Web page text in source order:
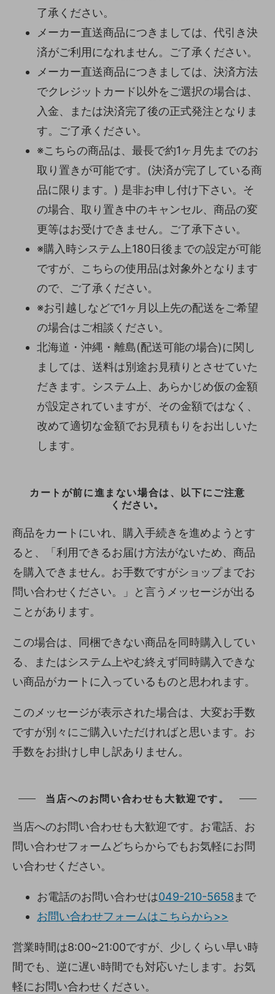
了承ください。
メーカー直送商品につきましては、代引き決
済がご利用になれません。ご了承ください。
メーカー直送商品につきましては、決済方法
でクレジットカード以外をご選択の場合は、
入金、または決済完了後の正式発注となりま
す。ご了承ください。
※こちらの商品は、最長で約1ヶ月先までのお
取り置きが可能です。(決済が完了している商
品に限ります。) 是非お申し付け下さい。そ
の場合、取り置き中のキャンセル、商品の変
更等はお受けできません。ご了承下さい。
※購入時システム上180日後までの設定が可能
ですが、こちらの使用品は対象外となります
ので、ご了承ください。
※お引越しなどで1ヶ月以上先の配送をご希望
の場合はご相談ください。
北海道・沖縄・離島(配送可能の場合)に関し
ましては、送料は別途お見積りとさせていた
だきます。システム上、あらかじめ仮の金額
が設定されていますが、その金額ではなく、
改めて適切な金額でお見積もりをお出しいた
します。
カートが前に進まない場合は、以下にご注意
ください。
商品をカートにいれ、購入手続きを進めようとす
ると、「利用できるお届け方法がないため、商品
を購入できません。お手数ですがショップまでお
問い合わせください。」と言うメッセージが出る
ことがあります。
この場合は、同梱できない商品を同時購入してい
る、またはシステム上やむ終えず同時購入できな
い商品がカートに入っているものと思われます。
このメッセージが表示された場合は、大変お手数
ですが別々にご購入いただければと思います。お
手数をお掛けし申し訳ありません。
当店へのお問い合わせも大歓迎です。
当店へのお問い合わせも大歓迎です。お電話、お
問い合わせフォームどちらからでもお気軽にお問
い合わせください。
お電話のお問い合わせは049-210-5658 まで
お問い合わせフォームはこちらから>>
営業時間は8:00~21:00ですが、少しくらい早い時
間でも、逆に遅い時間でも対応いたします。お気
軽にお問い合わせください。